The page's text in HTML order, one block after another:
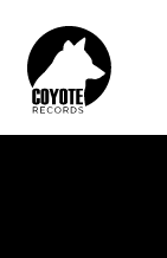
Records